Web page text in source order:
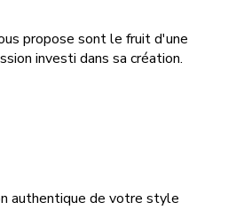
propose sont le fruit d'une
investi dans sa création.
authentique de votre style